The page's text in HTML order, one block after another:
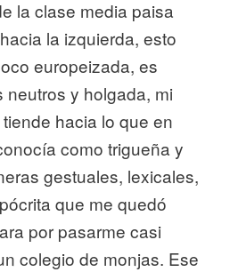
la clase media paisa
la izquierda, esto
europeizada, es
neutros y holgada, mi
hacia lo que en
como trigueña y
gestuales, lexicales,
que me quedó
por pasarme casi
colegio de monjas. Ese